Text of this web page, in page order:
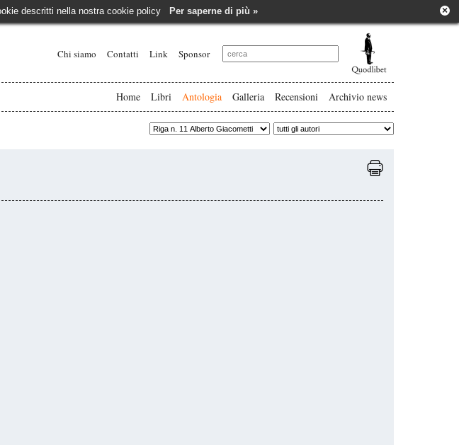
descritti nella nostra cookie policy Per saperne di più » ×
Chi siamo Contatti Link Sponsor
Home Libri Antologia Galleria Recensioni Archivio news